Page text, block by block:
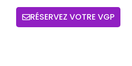
RÉSERVEZ VOTRE VGP